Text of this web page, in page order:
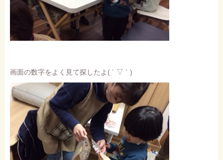
画面の数字をよく見て探したよ( ´ ▽ ` )